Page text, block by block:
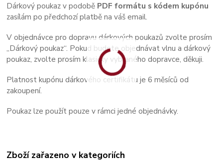
Dárkový poukaz v podobě PDF formátu s kódem kupónu
zasílám po předchozí platbě na váš email.
V objednávce pro dopravu dárkových poukazů zvolte prosím
„Dárkový poukaz“. Pokud budete objednávat vlnu a dárkový
poukaz, zvolte prosím klasicky vybraného dopravce, děkuji.
Platnost kupónu dárkového certifikátu je 6 měsíců od
zakoupení.
Poukaz lze použít pouze v rámci jedné objednávky.
Zboží zařazeno v kategoriích